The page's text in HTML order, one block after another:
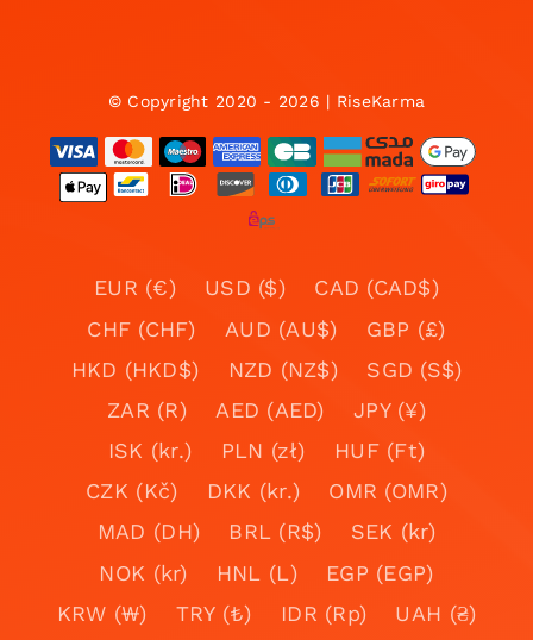
© Copyright 2020 - 2026 | RiseKarma
EUR (€) USD ($)
CAD (CAD$)
CHF (CHF)
AUD (AU$)
GBP (£)
HKD (HKD$)
NZD (NZ$)
SGD (S$)
ZAR (R)
AED (AED)
JPY (¥)
ISK (kr.)
PLN (zł)
HUF (Ft)
CZK (Kč)
DKK (kr.)
OMR (OMR)
MAD (DH)
BRL (R$)
SEK (kr)
NOK (kr)
HNL (L)
EGP (EGP)
KRW (₩)
TRY (₺) IDR (Rp)
UAH (₴)